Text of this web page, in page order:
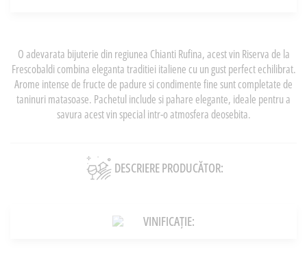
O adevarata bijuterie din regiunea Chianti Rufina, acest vin Riserva de la
Frescobaldi combina eleganta traditiei italiene cu un gust perfect echilibrat.
Arome intense de fructe de padure si condimente fine sunt completate de
taninuri matasoase. Pachetul include si pahare elegante, ideale pentru a
savura acest vin special intr-o atmosfera deosebita.
DESCRIERE PRODUCĂTOR:
VINIFICAȚIE: